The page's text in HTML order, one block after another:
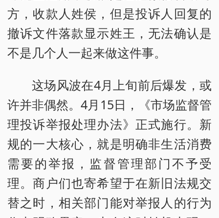
方，收款人姓侯，但是投诉人回复的
撤诉文件落款显示姓王，无法确认是
不是几个人一起来做这件事。
这场风波在4月上旬前后爆发，或
许并非偶然。4月15日，《市场监督管
理投诉举报处理办法》正式施行。新
规的一大核心，就是明确非生活消费
需要的举报，监督管理部门不予受
理。商户们也寄希望于在新旧法规交
替之时，相关部门能对举报人的行为